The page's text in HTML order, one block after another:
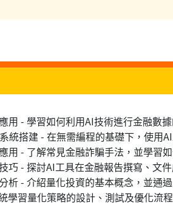
用 - 學習如何利用AI技術進行金融數
統搭建 - 在無需編程的基礎下，使用
用 - 了解常見金融詐騙手法，並學習
巧 - 探討AI工具在金融報告撰寫、文
析 - 介紹量化投資的基本概念，並通
學習量化策略的設計、測試及優化流